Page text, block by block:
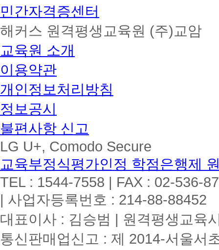
민간자격증센터
해커스 원격평생교육원 (주)교암
교육원 소개
이용약관
개인정보처리방침
정보공시
불편사항 신고
LG U+, Comodo Secure
교육부정식평가인정 학점은행제
TEL : 1544-7558 | FAX : 02-536-
| 사업자등록번호 : 214-88-88452
대표이사 : 김승범 | 원격평생교육
통신판매업신고 : 제 2014-서울서